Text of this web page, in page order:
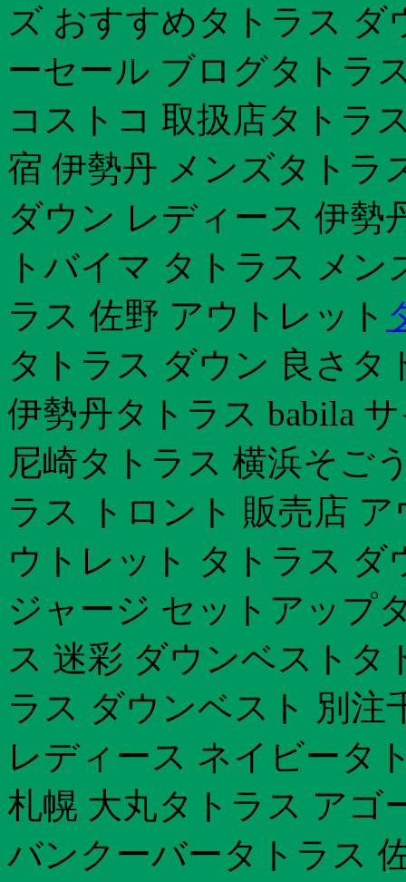
ズ おすすめタトラス
ーセール ブログタトラ
コストコ 取扱店タトラ
宿 伊勢丹 メンズタトラ
ダウン レディース 伊勢
トバイマ タトラス メン
ラス 佐野 アウトレット
タトラス ダウン 良さ
伊勢丹タトラス babila
尼崎タトラス 横浜そご
ラス トロント 販売店
ウトレット タトラス
ジャージ セットアップ
ス 迷彩 ダウンベストタ
ラス ダウンベスト 別注
レディース ネイビータ
札幌 大丸タトラス アゴ
バンクーバータトラス